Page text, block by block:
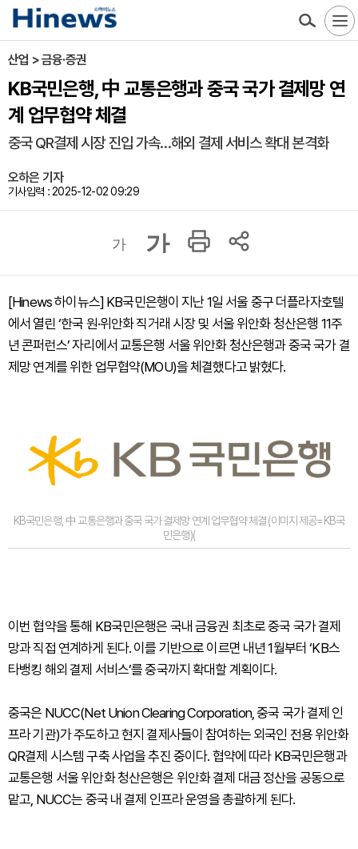
산업 > 금융·증권
KB국민은행, 中 교통은행과 중국 국가 결제망 연
계 업무협약 체결
중국 QR결제 시장 진입 가속…해외 결제 서비스 확대 본격화
오하은 기자
기사입력 : 2025-12-02 09:29
가 가
[Hinews 하이뉴스] KB국민은행이 지난 1일 서울 중구 더플라자호텔
에서 열린 ‘한국 원·위안화 직거래 시장 및 서울 위안화 청산은행 11주
년 콘퍼런스’ 자리에서 교통은행 서울 위안화 청산은행과 중국 국가 결
제망 연계를 위한 업무협약(MOU)을 체결했다고 밝혔다.
KB국민은행, 中 교통은행과 중국 국가 결제망 연계 업무협약 체결 (이미지 제공=KB국
민은행)(
이번 협약을 통해 KB국민은행은 국내 금융권 최초로 중국 국가 결제
망과 직접 연계하게 된다. 이를 기반으로 이르면 내년 1월부터 ‘KB스
타뱅킹 해외 결제 서비스’를 중국까지 확대할 계획이다.
중국은 NUCC(Net Union Clearing Corporation, 중국 국가 결제 인
프라 기관)가 주도하고 현지 결제사들이 참여하는 외국인 전용 위안화
QR결제 시스템 구축 사업을 추진 중이다. 협약에 따라 KB국민은행과
교통은행 서울 위안화 청산은행은 위안화 결제 대금 정산을 공동으로
맡고, NUCC는 중국 내 결제 인프라 운영을 총괄하게 된다.